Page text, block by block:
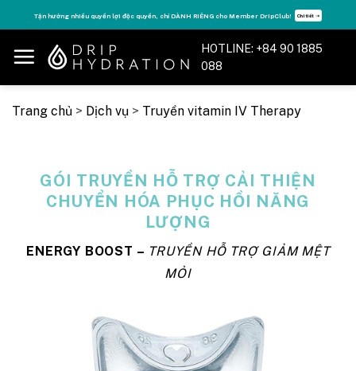
to
content
Tận hưởng nhiều quyền lợi độc quyền, chỉ DÀNH RIÊNG cho Member DripClub! Chi tiết ➝
HOTLINE: +84 90 1885
088
Trang chủ > Dịch vụ > Truyền vitamin IV Therapy
GÓI TRUYỀN HỖ TRỢ CẢI THIỆN
CHUYỂN HÓA PHỤC HỒI NĂNG
LƯỢNG
ENERGY BOOST – TRUYỀN HỖ TRỢ GIẢM MỆT
MỎI